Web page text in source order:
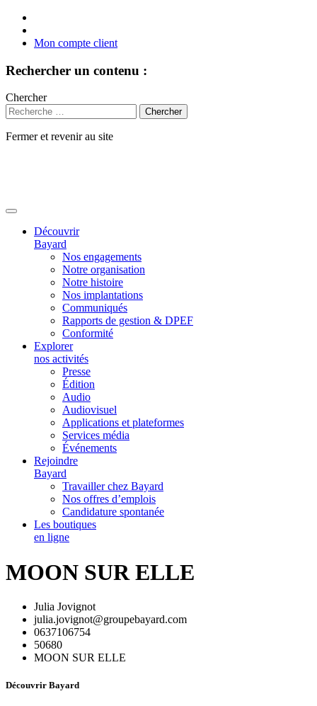
Mon compte client
Rechercher un contenu :
Chercher
Fermer et revenir au site
Découvrir
Bayard
Nos engagements
Notre organisation
Notre histoire
Nos implantations
Communiqués
Rapports de gestion & DPEF
Conformité
Explorer
nos activités
Presse
Édition
Audio
Audiovisuel
Applications et plateformes
Services média
Événements
Rejoindre
Bayard
Travailler chez Bayard
Nos offres d’emplois
Candidature spontanée
Les boutiques
en ligne
MOON SUR ELLE
Julia Jovignot
julia.jovignot@groupebayard.com
0637106754
50680
MOON SUR ELLE
Découvrir Bayard